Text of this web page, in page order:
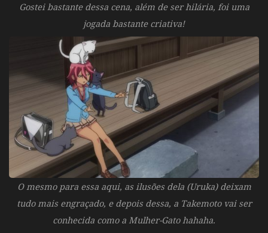
Gostei bastante dessa cena, além de ser hilária, foi uma
jogada bastante criativa!
O mesmo para essa aqui, as ilusões dela (Uruka) deixam
tudo mais engraçado, e depois dessa, a Takemoto vai ser
conhecida como a Mulher-Gato hahaha.